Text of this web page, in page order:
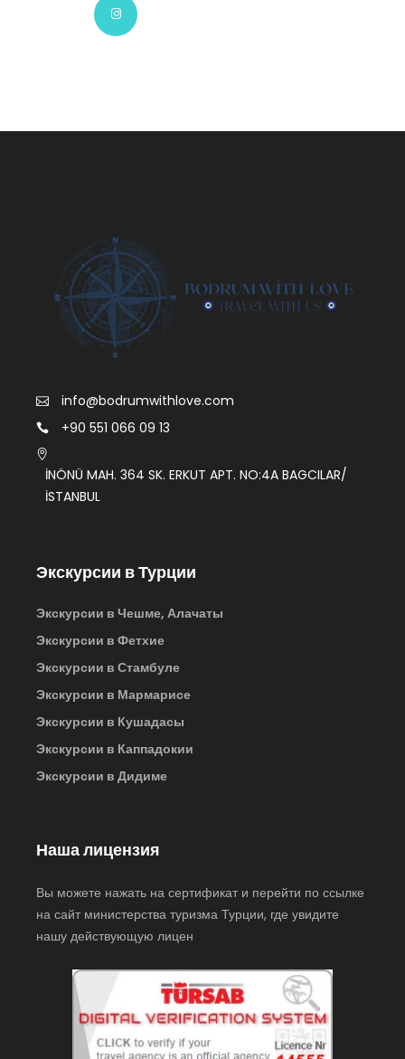
info@bodrumwithlove.com
+90 551 066 09 13
İNÖNÜ MAH. 364 SK. ERKUT APT. NO:4A BAGCILAR/
İSTANBUL
Экскурсии в Турции
Экскурсии в Чешме, Алачаты
Экскурсии в Фетхие
Экскурсии в Стамбуле
Экскурсии в Мармарисе
Экскурсии в Кушадасы
Экскурсии в Каппадокии
Экскурсии в Дидиме
Наша лицензия
Вы можете нажать на сертификат и перейти по ссылке
на сайт министерства туризма Турции, где увидите
нашу действующую лицен